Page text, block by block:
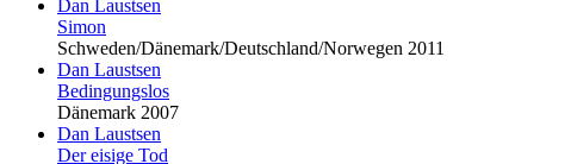
Dan Laustsen
Simon
Schweden/Dänemark/Deutschland/Norwegen 2011
Dan Laustsen
Bedingungslos
Dänemark 2007
Dan Laustsen
Der eisige Tod